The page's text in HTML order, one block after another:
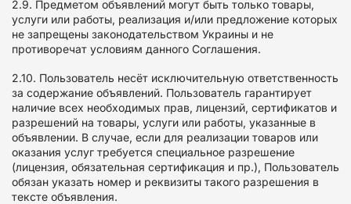
2.9. Предметом объявлений могут быть только товары,
услуги или работы, реализация и/или предложение которых
не запрещены законодательством Украины и не
противоречат условиям данного Соглашения.
2.10. Пользователь несёт исключительную ответственность
за содержание объявлений. Пользователь гарантирует
наличие всех необходимых прав, лицензий, сертификатов и
разрешений на товары, услуги или работы, указанные в
объявлении. В случае, если для реализации товаров или
оказания услуг требуется специальное разрешение
(лицензия, обязательная сертификация и пр.), Пользователь
обязан указать номер и реквизиты такого разрешения в
тексте объявления.